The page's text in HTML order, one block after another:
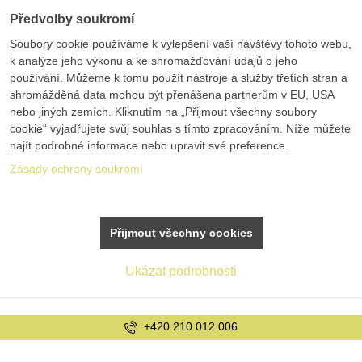
+420 210 012 006
Předvolby soukromí
Soubory cookie používáme k vylepšení vaší návštěvy tohoto webu,
k analýze jeho výkonu a ke shromažďování údajů o jeho
používání. Můžeme k tomu použít nástroje a služby třetích stran a
shromážděná data mohou být přenášena partnerům v EU, USA
nebo jiných zemích. Kliknutím na „Přijmout všechny soubory
cookie“ vyjadřujete svůj souhlas s tímto zpracováním. Níže můžete
najít podrobné informace nebo upravit své preference.
Zásady ochrany soukromí
Ukázat podrobnosti
Přijmout všechny cookies